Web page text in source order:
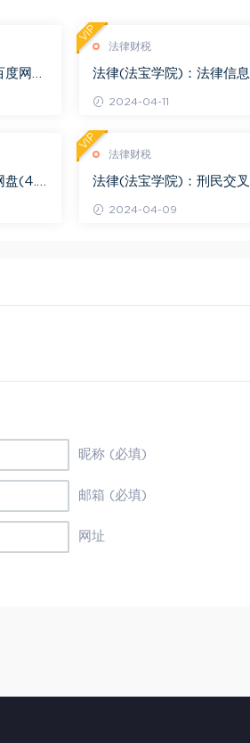
网盘
法律财税
法律(法宝学院)：法律信息
2024-04-11
VIP
盘(4.0
法律财税
法律(法宝学院)：刑民交
2024-04-09
VIP
昵称 (必填)
邮箱 (必填)
网址